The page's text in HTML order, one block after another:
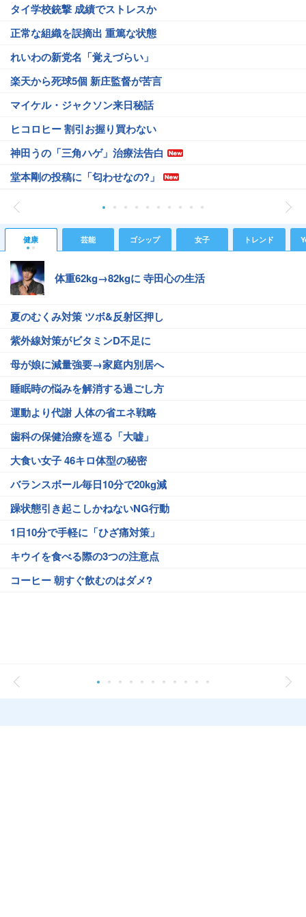
タイ学校銃撃 成績でストレスか
正常な組織を誤摘出 重篤な状態
れいわの新党名「覚えづらい」
楽天から死球5個 新庄監督が苦言
マイケル・ジャクソン来日秘話
ヒコロヒー 割引お握り買わない
神田うの「三角ハゲ」治療法告白
堂本剛の投稿に「匂わせなの?」
健康 芸能 ゴシップ 女子 トレンド
体重62kg→82kgに 寺田心の生活
夏のむくみ対策 ツボ&反射区押し
紫外線対策がビタミンD不足に
母が娘に減量強要→家庭内別居へ
睡眠時の悩みを解消する過ごし方
運動より代謝 人体の省エネ戦略
歯科の保健治療を巡る「大嘘」
大食い女子 46キロ体型の秘密
バランスボール毎日10分で20kg減
躁状態引き起こしかねないNG行動
1日10分で手軽に「ひざ痛対策」
キウイを食べる際の3つの注意点
コーヒー 朝すぐ飲むのはダメ?